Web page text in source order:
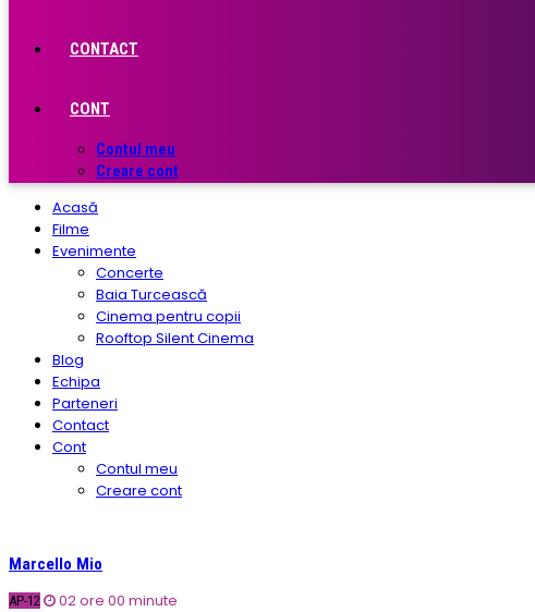
CONTACT
CONT
Contul meu
Creare cont
Acasă
Filme
Evenimente
Concerte
Baia Turcească
Cinema pentru copii
Rooftop Silent Cinema
Blog
Echipa
Parteneri
Contact
Cont
Contul meu
Creare cont
Marcello Mio
AP-12
02 ore 00 minute